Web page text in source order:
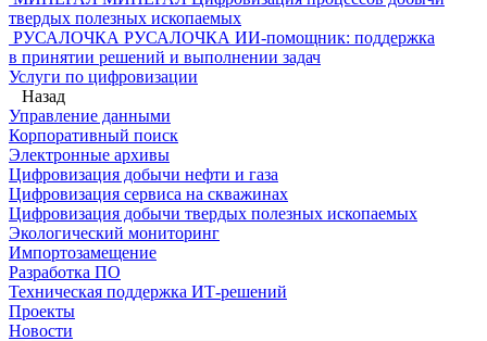
твердых полезных ископаемых
РУСАЛОЧКА РУСАЛОЧКА ИИ-помощник: поддержка
в принятии решений и выполнении задач
Услуги по цифровизации
Назад
Управление данными
Корпоративный поиск
Электронные архивы
Цифровизация добычи нефти и газа
Цифровизация сервиса на скважинах
Цифровизация добычи твердых полезных ископаемых
Экологический мониторинг
Импортозамещение
Разработка ПО
Техническая поддержка ИТ-решений
Проекты
Новости